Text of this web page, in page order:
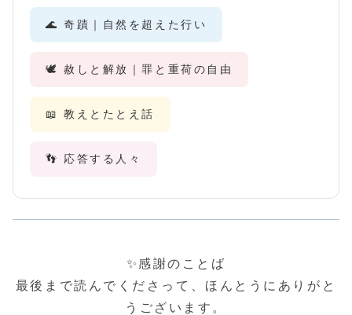
🌊 奇蹟｜自然を超えた行い
🕊️ 赦しと解放｜罪と重荷の自由
📖 教えとたとえ話
👣 応答する人々
✨感謝のことば
最後まで読んでくださって、ほんとうにありがと
うございます。